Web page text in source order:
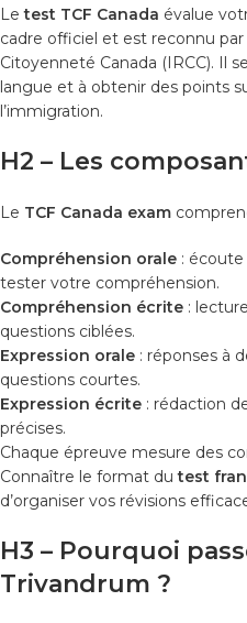
Letest TCF Canada évalue
cadre officiel et est reconnu
Citoyenneté Canada (IRCC). Il
langue et à obtenir des points
l’immigration.
H2 – Les
Le TCF Canada exam
Compréhension orale :
tester votre compréhension.
Compréhension écrite :
questions ciblées.
Expression orale : réponses à
questions courtes.
Expression écrite : rédaction
précises.
Chaque épreuve mesure des
Connaître le format dutest
d’organiser vos révisions
H3 – Pourquoi
Trivandrum ?